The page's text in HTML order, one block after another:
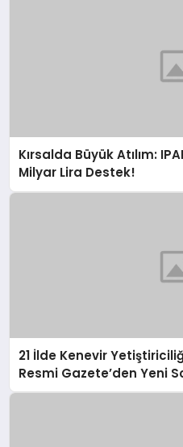
Kırsalda Büyük Atılım:
Milyar Lira Destek!
21 İlde Kenevir
Resmi Gazete’den Yeni